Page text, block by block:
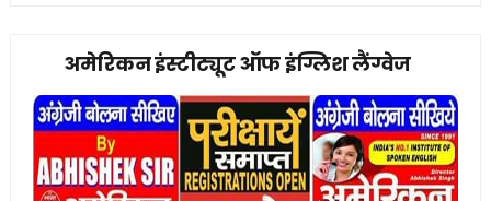
अमेरिकन इंस्टीट्यूट ऑफ इंग्लिश लैंग्वेज